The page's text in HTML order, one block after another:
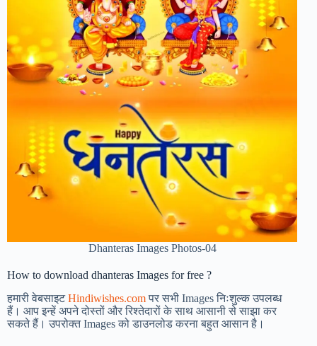
Dhanteras Images Photos-04
How to download dhanteras Images for free ?
हमारी वेबसाइटHindiwishes.comपर सभी Images निःशुल्क उपलब्ध
हैं। आप इन्हें अपने दोस्तों और रिश्तेदारों के साथ आसानी से साझा कर
सकते हैं। उपरोक्त Images को डाउनलोड करना बहुत आसान है।